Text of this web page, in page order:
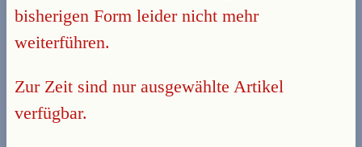
bisherigen Form leider nicht mehr
weiterführen.
Zur Zeit sind nur ausgewählte Artikel
verfügbar.